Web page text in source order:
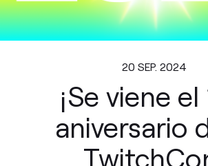
20 SEP. 2024
¡Se viene el
aniversario